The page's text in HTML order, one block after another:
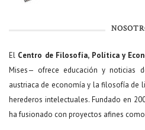
El Centro de Filosofía, Política y
Mises— ofrece educación y noticias
austriaca de economía y la filosofía de
herederos intelectuales. Fundado en
ha fusionado con proyectos afines